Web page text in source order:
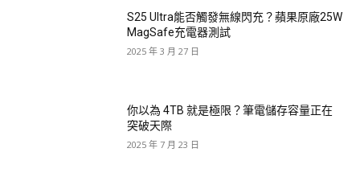
S25 Ultra能否觸發無線閃充？蘋果原廠25W
MagSafe充電器測試
2025 年 3 月 27 日
你以為 4TB 就是極限？筆電儲存容量正在
突破天際
2025 年 7 月 23 日